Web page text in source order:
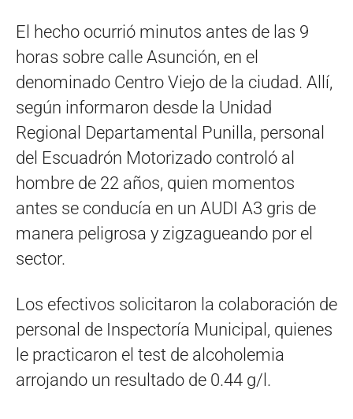
El hecho ocurrió minutos antes de las 9
horas sobre calle Asunción, en el
denominado Centro Viejo de la ciudad. Allí,
según informaron desde la Unidad
Regional Departamental Punilla, personal
del Escuadrón Motorizado controló al
hombre de 22 años, quien momentos
antes se conducía en un AUDI A3 gris de
manera peligrosa y zigzagueando por el
sector.
Los efectivos solicitaron la colaboración de
personal de Inspectoría Municipal, quienes
le practicaron el test de alcoholemia
arrojando un resultado de 0.44 g/l.